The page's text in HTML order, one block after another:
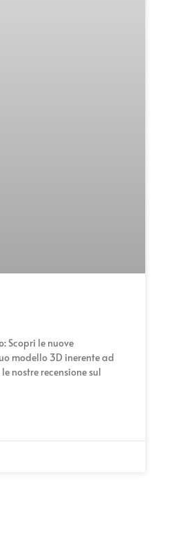
Scopri le nuove
modello 3D inerente ad
nostre recensione sul